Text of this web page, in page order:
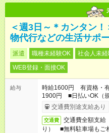
＜週3日～＊カンタン
物代行などの生活サポー
派遣 職種未経験OK 社会人未
WEB登録・面接OK
給与
時給1600円 有資格・
1900円 ■日払いOK（
交通費別途支給あり
交通費
交通費全額支
り） ■無料駐車場もご